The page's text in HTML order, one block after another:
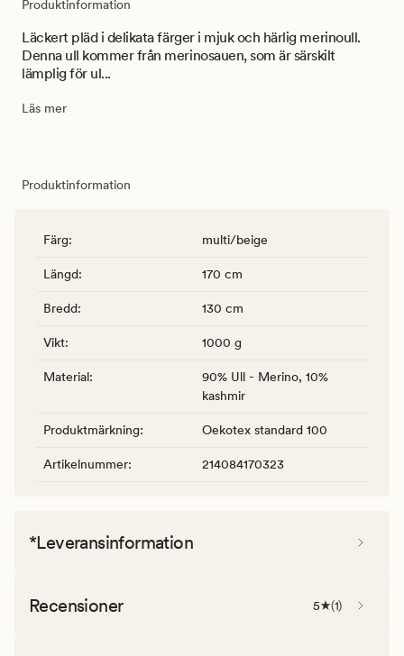
Produktinformation
Läckert pläd i delikata färger i mjuk och härlig merinoull.
Denna ull kommer från merinosauen, som är särskilt
lämplig för ul...
Läs mer
Produktinformation
Färg: multi/beige
Längd: 170 cm
Bredd: 130 cm
Vikt: 1000 g
Material:
90% Ull - Merino, 10%
kashmir
Produktmärkning: Oekotex standard 100
Artikelnummer: 214084170323
*Leveransinformation
Recensioner 5 (1)